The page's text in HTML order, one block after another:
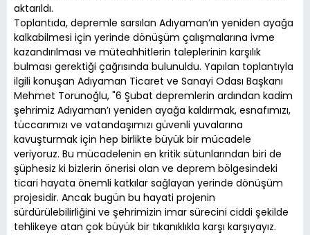
aktarıldı.
Toplantıda, depremle sarsılan Adıyaman’ın yeniden ayağa
kalkabilmesi için yerinde dönüşüm çalışmalarına ivme
kazandırılması ve müteahhitlerin taleplerinin karşılık
bulması gerektiği çağrısında bulunuldu. Yapılan toplantıyla
ilgili konuşan Adıyaman Ticaret ve Sanayi Odası Başkanı
Mehmet Torunoğlu, "6 Şubat depremlerin ardından kadim
şehrimiz Adıyaman’ı yeniden ayağa kaldırmak, esnafımızı,
tüccarımızı ve vatandaşımızı güvenli yuvalarına
kavuşturmak için hep birlikte büyük bir mücadele
veriyoruz. Bu mücadelenin en kritik sütunlarından biri de
şüphesiz ki bizlerin önerisi olan ve deprem bölgesindeki
ticari hayata önemli katkılar sağlayan yerinde dönüşüm
projesidir. Ancak bugün bu hayati projenin
sürdürülebilirliğini ve şehrimizin imar sürecini ciddi şekilde
tehlikeye atan çok büyük bir tıkanıklıkla karşı karşıyayız.